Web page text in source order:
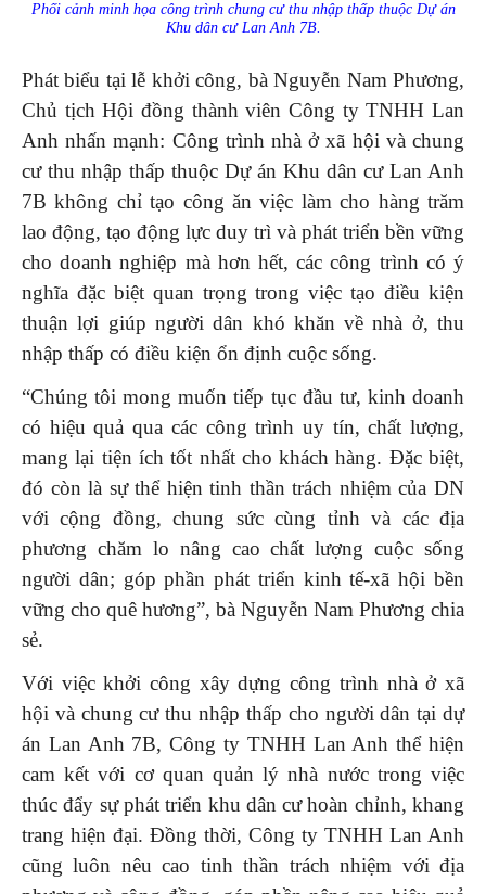
Phối cảnh minh họa công trình chung cư thu nhập thấp thuộc Dự án
Khu dân cư Lan Anh 7B.
Phát biểu tại lễ khởi công, bà Nguyễn Nam Phương,
Chủ tịch Hội đồng thành viên Công ty TNHH Lan
Anh nhấn mạnh: Công trình nhà ở xã hội và chung
cư thu nhập thấp thuộc Dự án Khu dân cư Lan Anh
7B không chỉ tạo công ăn việc làm cho hàng trăm
lao động, tạo động lực duy trì và phát triển bền vững
cho doanh nghiệp mà hơn hết, các công trình có ý
nghĩa đặc biệt quan trọng trong việc tạo điều kiện
thuận lợi giúp người dân khó khăn về nhà ở, thu
nhập thấp có điều kiện ổn định cuộc sống.
“Chúng tôi mong muốn tiếp tục đầu tư, kinh doanh
có hiệu quả qua các công trình uy tín, chất lượng,
mang lại tiện ích tốt nhất cho khách hàng. Đặc biệt,
đó còn là sự thể hiện tinh thần trách nhiệm của DN
với cộng đồng, chung sức cùng tỉnh và các địa
phương chăm lo nâng cao chất lượng cuộc sống
người dân; góp phần phát triển kinh tế-xã hội bền
vững cho quê hương”, bà Nguyễn Nam Phương chia
sẻ.
Với việc khởi công xây dựng công trình nhà ở xã
hội và chung cư thu nhập thấp cho người dân tại dự
án Lan Anh 7B, Công ty TNHH Lan Anh thể hiện
cam kết với cơ quan quản lý nhà nước trong việc
thúc đẩy sự phát triển khu dân cư hoàn chỉnh, khang
trang hiện đại. Đồng thời, Công ty TNHH Lan Anh
cũng luôn nêu cao tinh thần trách nhiệm với địa